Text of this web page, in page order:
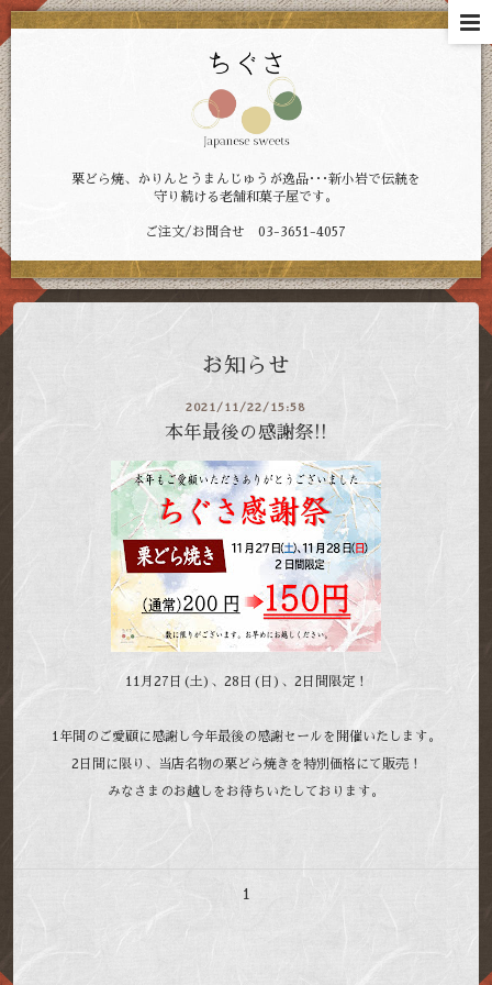
栗どら焼、かりんとうまんじゅうが逸品･･･新小岩で伝統を
守り続ける老舗和菓子屋です。
ご注文/お問合せ 03-3651-4057
お知らせ
2021/11/22/15:58
本年最後の感謝祭!!
11月27日(土)、28日(日)、2日間限定！
1年間のご愛顧に感謝し今年最後の感謝セールを開催いたします。
2日間に限り、当店名物の栗どら焼きを特別価格にて販売！
みなさまのお越しをお待ちいたしております。
1